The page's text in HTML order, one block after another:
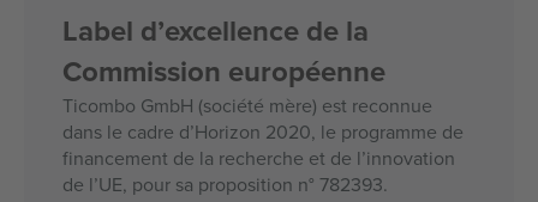
Label d’excellence de la
Commission européenne
Ticombo GmbH (société mère) est reconnue
dans le cadre d’Horizon 2020, le programme de
financement de la recherche et de l’innovation
de l’UE, pour sa proposition n° 782393.